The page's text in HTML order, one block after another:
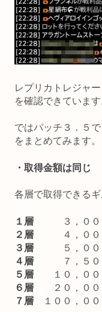
レプリカトレジャ
を確認できています
ではパッチ３．５
をまとめてみます。
・取得金額は同じ
各層で取得できる
１層 ３，００
２層 ４，００
３層 ５，００
４層 ７，５０
５層 １０，００
６層 ２０，００
７層 １００，００